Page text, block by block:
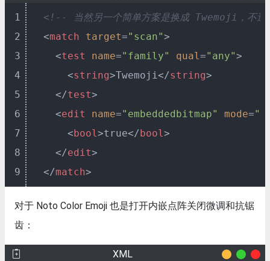
1
2
3
4
5
6
7
8
9
<!-- 当然另一个简单方案是换成 Twemoji，不
<match target="scan">
<test name="family" qual="any">
<string>Twemoji</string>
</test>
<edit name="embeddedbitmap" mode=
< bool>true</ bool>
</edit>
</match>
对于 Noto Color Emoji 也是打开内嵌点阵关闭微调和抗锯
齿：
XML